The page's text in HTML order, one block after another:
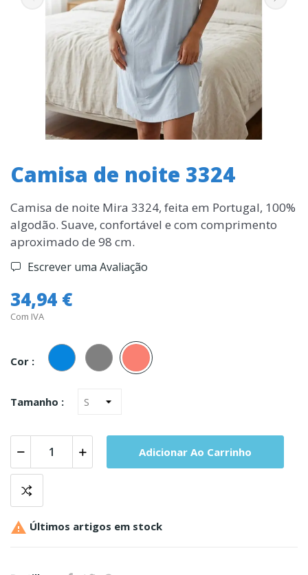
Camisa de noite 3324
Camisa de noite Mira 3324, feita em Portugal, 100%
algodão. Suave, confortável e com comprimento
aproximado de 98 cm.
Escrever uma Avaliação
34,94 €
Com IVA
Cor :
Azul Cinza Salmao
Tamanho :
Adicionar Ao Carrinho
 Últimos artigos em stock